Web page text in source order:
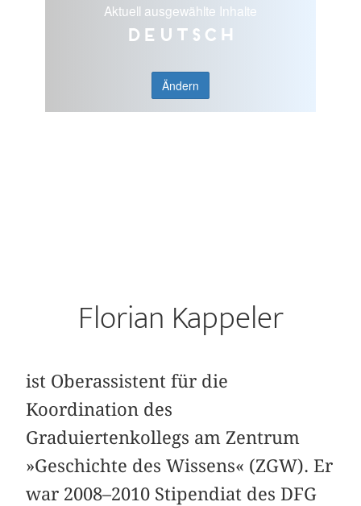
Aktuell ausgewählte Inhalte
Deutsch
Ändern
Florian Kappeler
ist Oberassistent für die
Koordination des
Graduiertenkollegs am Zentrum
»Geschichte des Wissens« (ZGW). Er
war 2008–2010 Stipendiat des DFG